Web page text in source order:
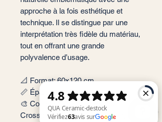
approche à la fois esthétique et
technique. Il se distingue par une
interprétation très fidèle du matériau,
tout en offrant une grande
polyvalence d’usage.
📐 Format: 60x120 cm,
📏 Épaisseur : 9 mm
🎨 Couleur : Crosscut Beige,
Crosscut Bianco, Crosscut Grigio,